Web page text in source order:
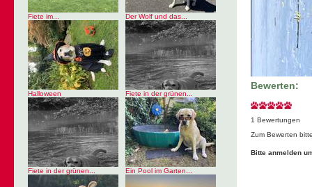
Fiete im... Der Wolf und das...
Halloween Fiete in der grünen...
Fiete in der grünen... Ein Pool im Garten...
Bewerten:
1 Bewertungen
Zum Bewerten
Bitte anmelden